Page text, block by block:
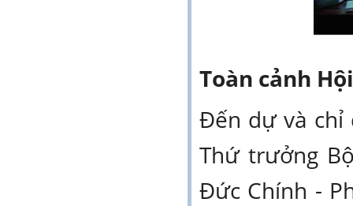
Toàn cảnh
Đến dự và chỉ
Thứ trưởng
Đức Chính -